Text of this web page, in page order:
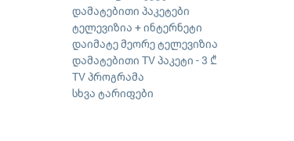
დამატებითი პაკეტები
ტელევიზია + ინტერნეტი
დაიმატე მეორე ტელევიზია
დამატებითი TV პაკეტი - 3 ₾
TV პროგრამა
სხვა ტარიფები